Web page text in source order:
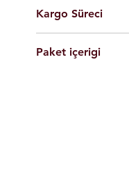
Siyah Ve Gri Renk
Döküm
Yerli üretim.
80 KG yük
olarak
Ürünleri son
yapabilmesi için
Tüm ürünlerde
Kargo Süreci
Saat 14'ekadar
Paket içerigi